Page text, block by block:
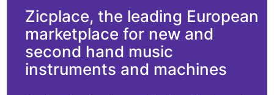
Zicplace, the leading European
marketplace for new and
second hand music
instruments and machines